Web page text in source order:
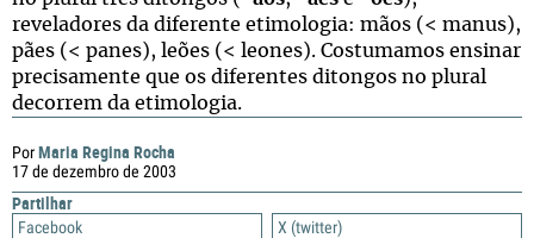
PorMaria Regina Rocha
17 de dezembro de 2003
Partilhar
Facebook
X (twitter)
reveladores da diferente etimologia: mãos (< manus),
pães (< panes), leões (< leones). Costumamos ensinar
precisamente que os diferentes ditongos no plural
decorrem da etimologia.